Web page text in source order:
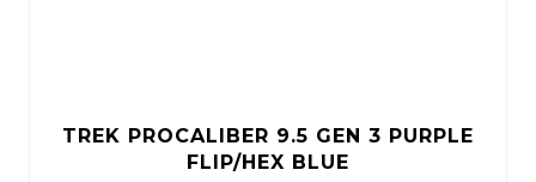
TREK PROCALIBER 9.5 GEN 3 PURPLE
FLIP/HEX BLUE